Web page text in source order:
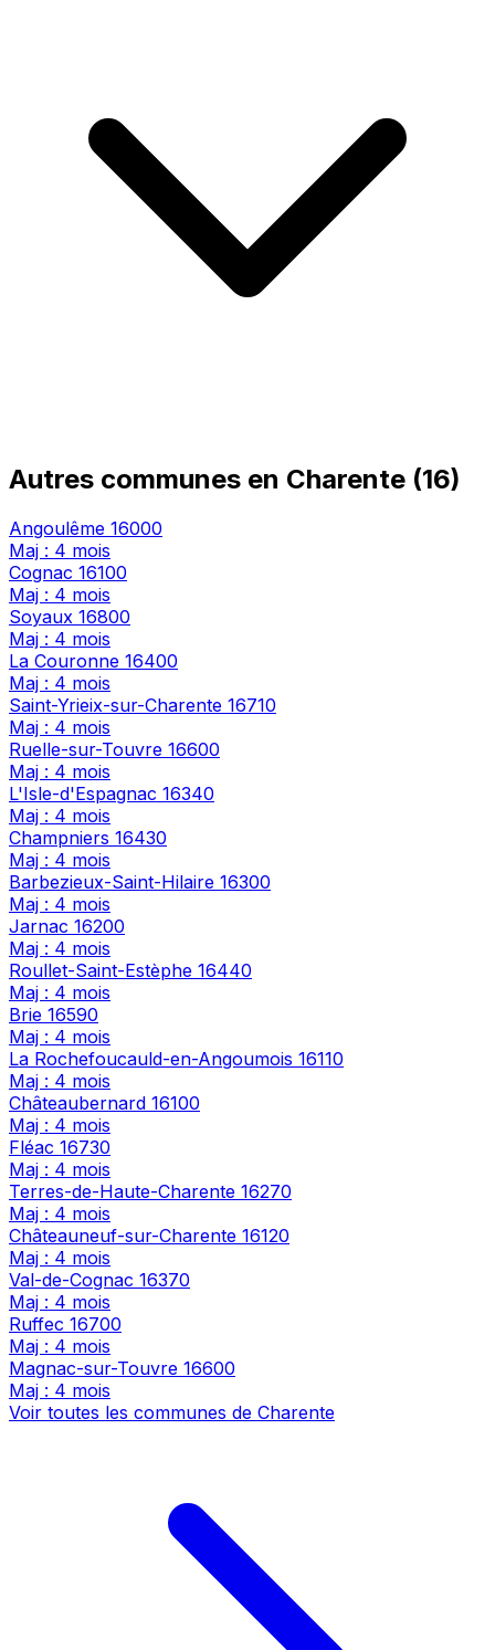
Autres communes en Charente (16)
Angoulême 16000
Maj : 4 mois
Cognac 16100
Maj : 4 mois
Soyaux 16800
Maj : 4 mois
La Couronne 16400
Maj : 4 mois
Saint-Yrieix-sur-Charente 16710
Maj : 4 mois
Ruelle-sur-Touvre 16600
Maj : 4 mois
L'Isle-d'Espagnac 16340
Maj : 4 mois
Champniers 16430
Maj : 4 mois
Barbezieux-Saint-Hilaire 16300
Maj : 4 mois
Jarnac 16200
Maj : 4 mois
Roullet-Saint-Estèphe 16440
Maj : 4 mois
Brie 16590
Maj : 4 mois
La Rochefoucauld-en-Angoumois 16110
Maj : 4 mois
Châteaubernard 16100
Maj : 4 mois
Fléac 16730
Maj : 4 mois
Terres-de-Haute-Charente 16270
Maj : 4 mois
Châteauneuf-sur-Charente 16120
Maj : 4 mois
Val-de-Cognac 16370
Maj : 4 mois
Ruffec 16700
Maj : 4 mois
Magnac-sur-Touvre 16600
Maj : 4 mois
Voir toutes les communes de Charente